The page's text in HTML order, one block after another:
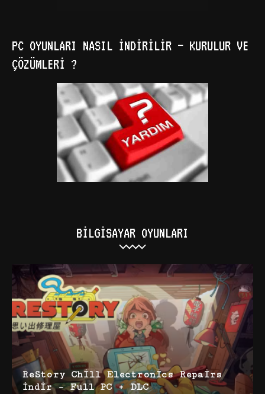
PC OYUNLARI NASIL İNDIRILIR – KURULUR VE
ÇÖZÜMLERI ?
BILGISAYAR OYUNLARI
ReStory Chill Electronics Repairs
İndir – Full PC + DLC